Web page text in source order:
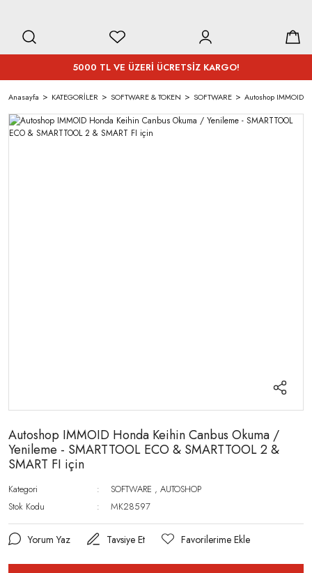
5000 TL VE ÜZERİ ÜCRETSİZ KARGO!
Anasayfa KATEGORİLER SOFTWARE & TOKEN SOFTWARE Autoshop IMMOID
Autoshop IMMOID Honda Keihin Canbus Okuma /
Yenileme - SMARTTOOL ECO & SMARTTOOL 2 &
SMART FI için
Kategori SOFTWARE ,AUTOSHOP
Stok Kodu
MK28597
Yorum Yaz Tavsiye Et